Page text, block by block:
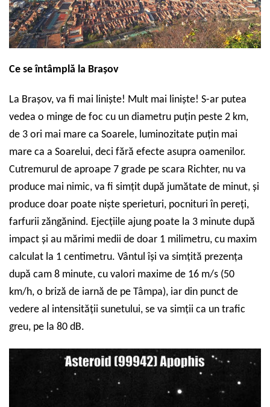
Ce se întâmplă la Brașov
La Brașov, va fi mai liniște! Mult mai liniște! S-ar putea
vedea o minge de foc cu un diametru puțin peste 2 km,
de 3 ori mai mare ca Soarele, luminozitate puțin mai
mare ca a Soarelui, deci fără efecte asupra oamenilor.
Cutremurul de aproape 7 grade pe scara Richter, nu va
produce mai nimic, va fi simțit după jumătate de minut, și
produce doar poate niște sperieturi, pocnituri în pereți,
farfurii zăngănind. Ejecțiile ajung poate la 3 minute după
impact și au mărimi medii de doar 1 milimetru, cu maxim
calculat la 1 centimetru. Vântul își va simțită prezența
după cam 8 minute, cu valori maxime de 16 m/s (50
km/h, o briză de iarnă de pe Tâmpa), iar din punct de
vedere al intensității sunetului, se va simții ca un trafic
greu, pe la 80 dB.